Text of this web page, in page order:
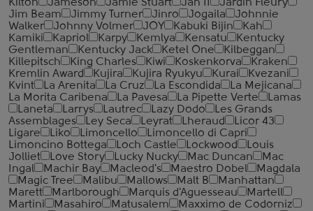
Kilton
Jameson Jamie Stuart Jan II
Jardin Fleury
Jim Beam
Jimmy Turner Jinro Jogaila
Johnnie
Walker
Johnny Volmer JOY Kabuki Bijin
Kah
Kamiki
Kapriol Karpy Kemlya Kensatu
Kentucky
Gentleman
Kentucky Jack Ketel One
Kilbeggan
Killepitsch
King Charles Kiwi Koskenkorva
Kraken
Kremlin Award
Kujira Kujira Ryukyu Kurai
Kvezani
Kvint
La Arenita La Cruz La Escondida
La Mejicana
La Morita Caribena
La Pavesa La Pipette Verte
Lamas
Laneta
Larrys Lautrec Lazy Dodo
Les Grands
Assemblages
Ley Seca Leyrat Lheraud
Licor 43
Ligare
Liko Limoncello
Limoncello di Capri
Limoncino Bottega
Loch Castle Lockwood
Louis
Jolliet
Love Story Lucky Nucky Mac Duncan
Mac
Ingal
Machir Bay Macleod's Maestro Dobel
Magdala
Magic Tree
Malibu Mallows Malt B
Manhattan
Marett
Marlborough Marquis d'Aguesseau
Martell
Martini
Masahiro Matusalem
Maxximo de Codorniz